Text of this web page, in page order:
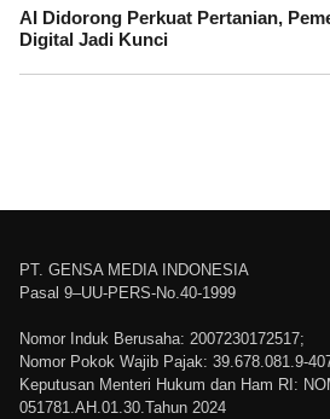
AI Didorong Perkuat Pertanian,
Digital Jadi Kunci
PT. GENSA MEDIA INDONESIA
Pasal 9–UU-PERS-No.40-1999
Nomor Induk Berusaha: 2007230172517;
Nomor Pokok Wajib Pajak: 39.678.081.9-
Keputusan Menteri Hukum dan Ham RI:
051781.AH.01.30.Tahun 2024